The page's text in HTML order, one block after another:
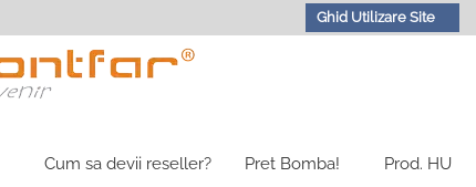
Ghid Utilizare Site
Cum sa devii reseller? Pret Bomba! Prod. HU